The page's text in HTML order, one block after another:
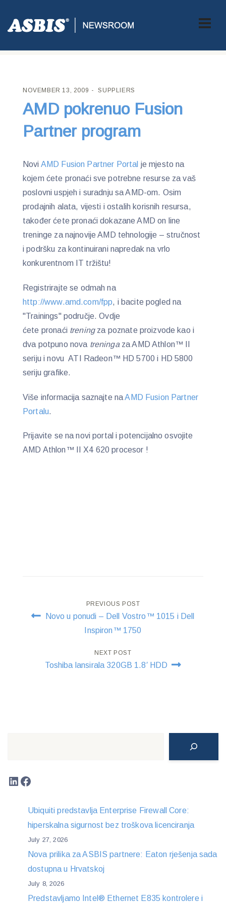
ASBIS CROATIA SUPPLIERS> AMD POKRENUO FUSION
NOVEMBER 13, 2009 SUPPLIERS
AMD pokrenuo Fusion
Partner program
Novi AMD Fusion Partner Portal je mjesto na
kojem ćete pronaći sve potrebne resurse za vaš
poslovni uspjeh i suradnju sa AMD-om. Osim
prodajnih alata, vijesti i ostalih korisnih resursa,
također ćete pronaći dokazane AMD on line
treninge za najnovije AMD tehnologije – stručnost
i podršku za kontinuirani napredak na vrlo
konkurentnom IT tržištu!
Registrirajte se odmah na
http://www.amd.com/fpp, i bacite pogled na
"Trainings" područje. Ovdje
ćete pronaći trening za poznate proizvode kao i
dva potpuno nova treninga za AMD Athlon™ II
seriju i novu ATI Radeon™ HD 5700 i HD 5800
seriju grafike.
Više informacija saznajte naAMD Fusion Partner
Portalu.
Prijavite se na novi portal i potencijalno osvojite
AMD Athlon™ II X4 620 procesor !
Post
navigation
PREVIOUS POST
Novo u ponudi – Dell Vostro™ 1015 i Dell
Inspiron™ 1750
NEXT POST
Toshiba lansirala 320GB 1.8′ HDD
LinkedIn
Facebook
Ubiquiti predstavlja Enterprise Firewall Core:
hiperskalna sigurnost bez troškova licenciranja
July 27, 2026
Nova prilika za ASBIS partnere: Eaton rješenja sada
dostupna u Hrvatskoj
July 8, 2026
Predstavljamo Intel® Ethernet E835 kontrolere i